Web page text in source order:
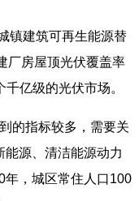
镇建筑可再生能源替
厂房屋顶光伏覆盖率
亿级的光伏市场。
的指标较多，需要关
源、清洁能源动力
年，城区常住人口100